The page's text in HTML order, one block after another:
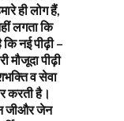
ही लोग हैं,
लगता कि
नई पीढ़ी –
मौजूदा पीढ़ी
व सेवा
करती है।
जीऔर जेन